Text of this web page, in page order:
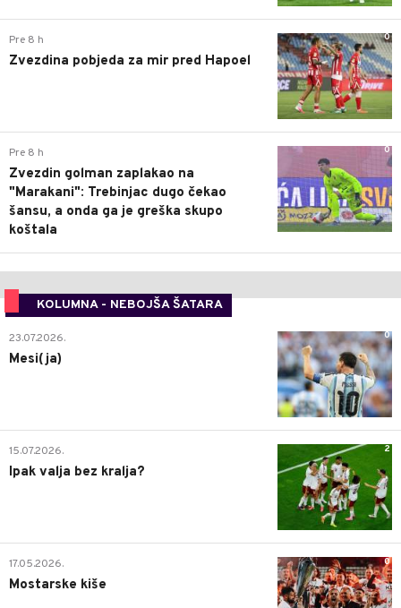
0
Pre 8 h
Zvezdina pobjeda za mir pred Hapoel
0
Pre 8 h
Zvezdin golman zaplakao na
"Marakani": Trebinjac dugo čekao
šansu, a onda ga je greška skupo
koštala
KOLUMNA - NEBOJŠA ŠATARA
0
23.07.2026.
Mesi(ja)
2
15.07.2026.
Ipak valja bez kralja?
0
17.05.2026.
Mostarske kiše